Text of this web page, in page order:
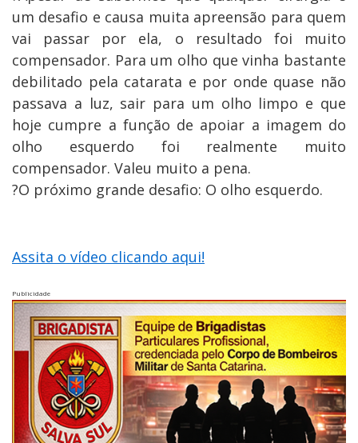
um desafio e causa muita apreensão para quem
vai passar por ela, o resultado foi muito
compensador. Para um olho que vinha bastante
debilitado pela catarata e por onde quase não
passava a luz, sair para um olho limpo e que
hoje cumpre a função de apoiar a imagem do
olho esquerdo foi realmente muito
compensador. Valeu muito a pena.
?O próximo grande desafio: O olho esquerdo.
Assita o vídeo clicando aqui!
Publicidade